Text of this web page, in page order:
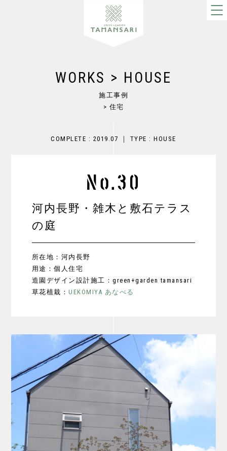
WORKS > HOUSE
施工事例
> 住宅
COMPLETE : 2019.07 ｜ TYPE : HOUSE
No.30
河内長野・雑木と敷石テラス
の庭
所在地：河内長野
用途：個人住宅
造園デザイン設計施工：green+garden tamansari
草花植栽：UEKOMIYA あなべる